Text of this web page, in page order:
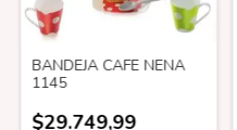
BANDEJA CAFE NENA
1145
$29.749,99